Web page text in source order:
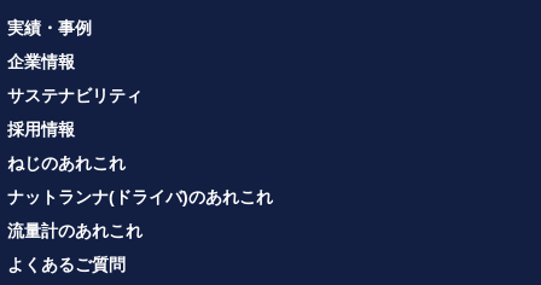
実績・事例
企業情報
サステナビリティ
採用情報
ねじのあれこれ
ナットランナ(ドライバ)のあれこれ
流量計のあれこれ
よくあるご質問